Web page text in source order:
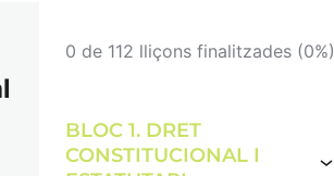
0 de 112 lliçons finalitzades (0%)
BLOC 1. DRET
CONSTITUCIONAL I